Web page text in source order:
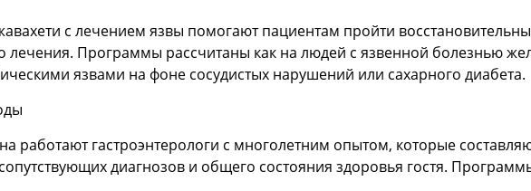
с лечением язвы помогают пациентам пройти
лечения. Программы рассчитаны как на людей с язвенной болезнью
язвами на фоне сосудистых нарушений или сахарного диабета.
работают гастроэнтерологи с многолетним опытом, которые
диагнозов и общего состояния здоровья гостя.